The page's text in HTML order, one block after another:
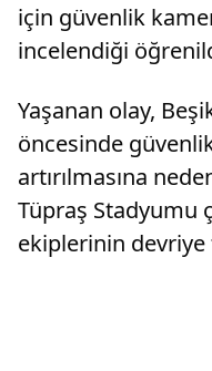
için güvenlik
incelendiği
Yaşanan olay,
öncesinde
artırılmasına
Tüpraş Stadyumu
ekiplerinin devriye